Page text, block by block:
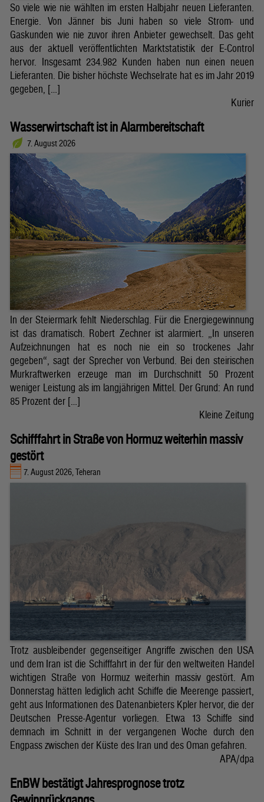
So viele wie nie wählten im ersten Halbjahr neuen Lieferanten.
Energie. Von Jänner bis Juni haben so viele Strom- und
Gaskunden wie nie zuvor ihren Anbieter gewechselt. Das geht
aus der aktuell veröffentlichten Marktstatistik der E-Control
hervor. Insgesamt 234.982 Kunden haben nun einen neuen
Lieferanten. Die bisher höchste Wechselrate hat es im Jahr 2019
gegeben, […]
Kurier
Wasserwirtschaft ist in Alarmbereitschaft
7. August 2026
In der Steiermark fehlt Niederschlag. Für die Energiegewinnung
ist das dramatisch. Robert Zechner ist alarmiert. „In unseren
Aufzeichnungen hat es noch nie ein so trockenes Jahr
gegeben“, sagt der Sprecher von Verbund. Bei den steirischen
Murkraftwerken erzeuge man im Durchschnitt 50 Prozent
weniger Leistung als im langjährigen Mittel. Der Grund: An rund
85 Prozent der […]
Kleine Zeitung
Schifffahrt in Straße von Hormuz weiterhin massiv
gestört
7. August 2026, Teheran
Trotz ausbleibender gegenseitiger Angriffe zwischen den USA
und dem Iran ist die Schifffahrt in der für den weltweiten Handel
wichtigen Straße von Hormuz weiterhin massiv gestört. Am
Donnerstag hätten lediglich acht Schiffe die Meerenge passiert,
geht aus Informationen des Datenanbieters Kpler hervor, die der
Deutschen Presse-Agentur vorliegen. Etwa 13 Schiffe sind
demnach im Schnitt in der vergangenen Woche durch den
Engpass zwischen der Küste des Iran und des Oman gefahren.
APA/dpa
EnBW bestätigt Jahresprognose trotz